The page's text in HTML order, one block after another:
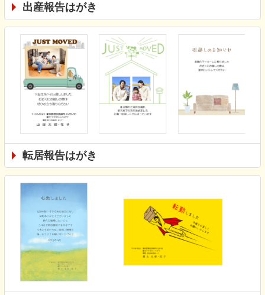
出産報告はがき
転居報告はがき